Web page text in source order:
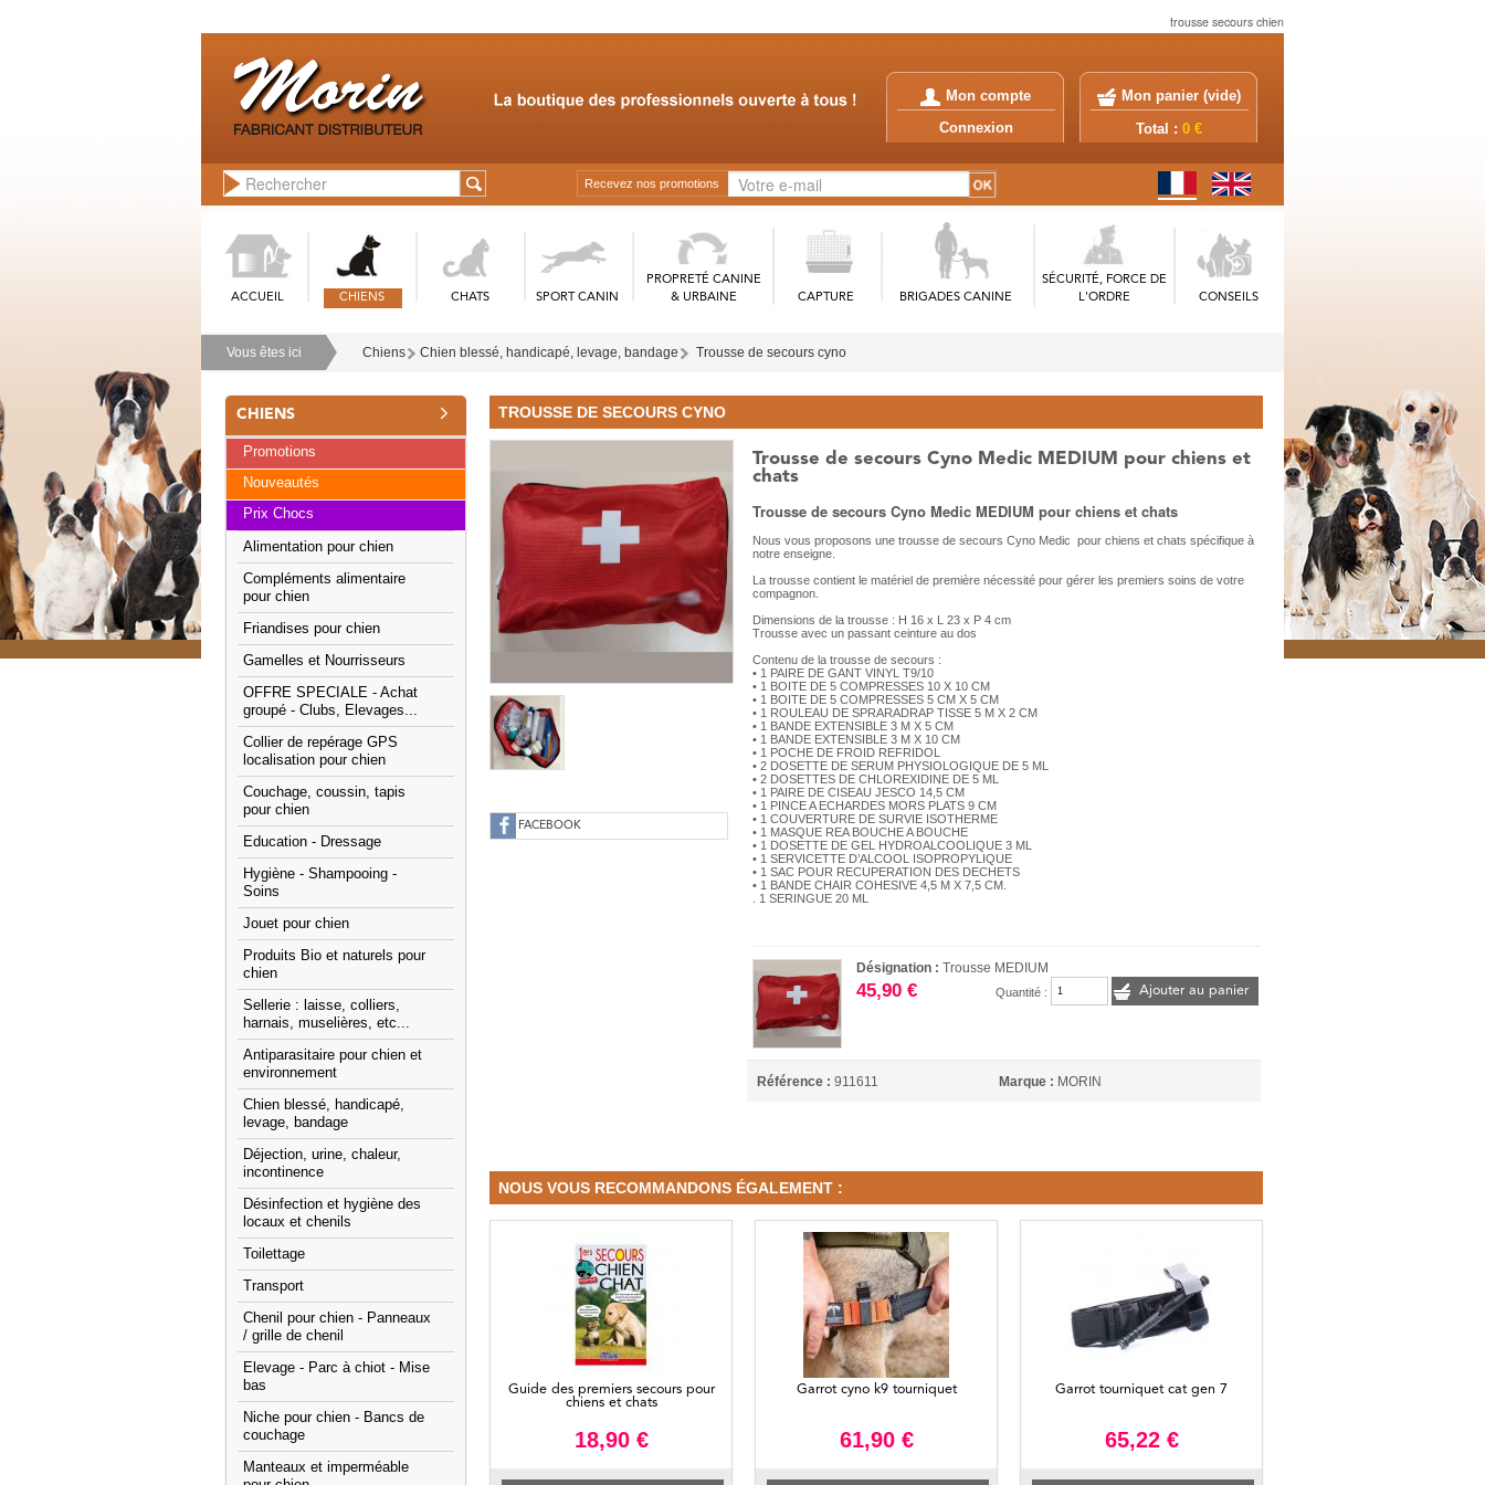
trousse secours chien
Mon compte
Connexion
Mon panier (vide)
Total : 0 €
Recevez nos promotions
ACCUEIL CHIENS CHATS SPORT CANIN
PROPRETÉ CANINE
& URBAINE
CAPTURE BRIGADES CANINE
SÉCURITÉ, FORCE DE
L'ORDRE
CONSEILS
Vous êtes ici Chiens Chien blessé, handicapé, levage, bandage Trousse de secours cyno
CHIENS
Promotions
Nouveautés
Prix Chocs
Alimentation pour chien
Compléments alimentaire
pour chien
Friandises pour chien
Gamelles et Nourrisseurs
OFFRE SPECIALE - Achat
groupé - Clubs, Elevages...
Collier de repérage GPS
localisation pour chien
Couchage, coussin, tapis
pour chien
Education - Dressage
Hygiène - Shampooing -
Soins
Jouet pour chien
Produits Bio et naturels pour
chien
Sellerie : laisse, colliers,
harnais, muselières, etc...
Antiparasitaire pour chien et
environnement
Chien blessé, handicapé,
levage, bandage
Déjection, urine, chaleur,
incontinence
Désinfection et hygiène des
locaux et chenils
Toilettage
Transport
Chenil pour chien - Panneaux
/ grille de chenil
Elevage - Parc à chiot - Mise
bas
Niche pour chien - Bancs de
couchage
Manteaux et imperméable
TROUSSE DE SECOURS CYNO
FACEBOOK
Trousse de secours Cyno Medic MEDIUM pour chiens et
chats
Trousse de secours Cyno Medic MEDIUM pour chiens et chats
Nous vous proposons une trousse de secours Cyno Medic pour chiens et chats spécifique à
notre enseigne.
La trousse contient le matériel de première nécessité pour gérer les premiers soins de votre
compagnon.
Dimensions de la trousse : H 16 x L 23 x P 4 cm
Trousse avec un passant ceinture au dos
Contenu de la trousse de secours :
• 1 PAIRE DE GANT VINYL T9/10
• 1 BOITE DE 5 COMPRESSES 10 X 10 CM
• 1 BOITE DE 5 COMPRESSES 5 CM X 5 CM
• 1 ROULEAU DE SPRARADRAP TISSE 5 M X 2 CM
• 1 BANDE EXTENSIBLE 3 M X 5 CM
• 1 BANDE EXTENSIBLE 3 M X 10 CM
• 1 POCHE DE FROID REFRIDOL
• 2 DOSETTE DE SERUM PHYSIOLOGIQUE DE 5 ML
• 2 DOSETTES DE CHLOREXIDINE DE 5 ML
• 1 PAIRE DE CISEAU JESCO 14,5 CM
• 1 PINCE A ECHARDES MORS PLATS 9 CM
• 1 COUVERTURE DE SURVIE ISOTHERME
• 1 MASQUE REA BOUCHE A BOUCHE
• 1 DOSETTE DE GEL HYDROALCOOLIQUE 3 ML
• 1 SERVICETTE D’ALCOOL ISOPROPYLIQUE
• 1 SAC POUR RECUPERATION DES DECHETS
• 1 BANDE CHAIR COHESIVE 4,5 M X 7,5 CM.
. 1 SERINGUE 20 ML
Désignation :Trousse MEDIUM
45,90 € Quantité : Ajouter au panier
Référence : 911611 Marque : MORIN
NOUS VOUS RECOMMANDONS ÉGALEMENT :
Guide des premiers secours pour
chiens et chats
18,90 €
Garrot cyno k9 tourniquet
61,90 €
Garrot tourniquet cat gen 7
65,22 €